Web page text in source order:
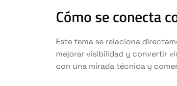
Cómo se conecta
Este tema se relaciona
mejorar visibilidad y convertir
con una mirada técnica y